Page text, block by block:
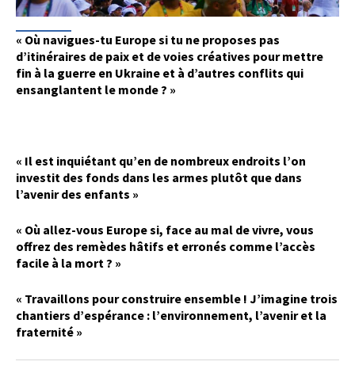
« Où navigues-tu Europe si tu ne proposes pas
d’itinéraires de paix et de voies créatives pour mettre
fin à la guerre en Ukraine et à d’autres conflits qui
ensanglantent le monde ? »
« Il est inquiétant qu’en de nombreux endroits l’on
investit des fonds dans les armes plutôt que dans
l’avenir des enfants »
« Où allez-vous Europe si, face au mal de vivre, vous
offrez des remèdes hâtifs et erronés comme l’accès
facile à la mort ? »
« Travaillons pour construire ensemble ! J’imagine trois
chantiers d’espérance : l’environnement, l’avenir et la
fraternité »